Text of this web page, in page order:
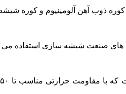
کوره ذوب آهن آلومینیوم و کوره